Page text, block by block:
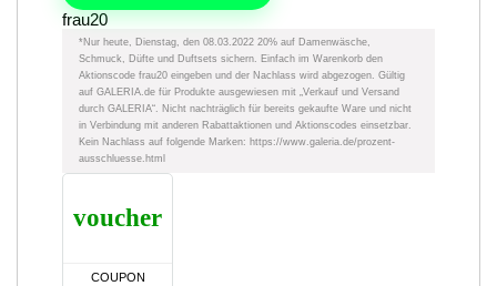
frau20
*Nur heute, Dienstag, den 08.03.2022 20% auf Damenwäsche,
Schmuck, Düfte und Duftsets sichern. Einfach im Warenkorb den
Aktionscode frau20 eingeben und der Nachlass wird abgezogen. Gültig
auf GALERIA.de für Produkte ausgewiesen mit „Verkauf und Versand
durch GALERIA“. Nicht nachträglich für bereits gekaufte Ware und nicht
in Verbindung mit anderen Rabattaktionen und Aktionscodes einsetzbar.
Kein Nachlass auf folgende Marken: https://www.galeria.de/prozent-
ausschluesse.html
voucher
COUPON